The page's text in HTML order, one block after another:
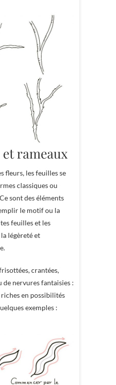
rameaux
fleurs, les feuilles se
classiques ou
sont des éléments
le motif ou la
feuilles et les
légèreté et
crantées,
nervures fantaisies :
en possibilités
exemples :